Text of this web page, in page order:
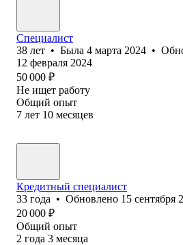
Специалист
38 лет • Была 4 марта 2024 •
12 февраля 2024
50 000 ₽
Не ищет работу
Общий опыт
7 лет 10 месяцев
Кредитный специалист
33 года • Обновлено 15 сентября
20 000 ₽
Общий опыт
2 года 3 месяца